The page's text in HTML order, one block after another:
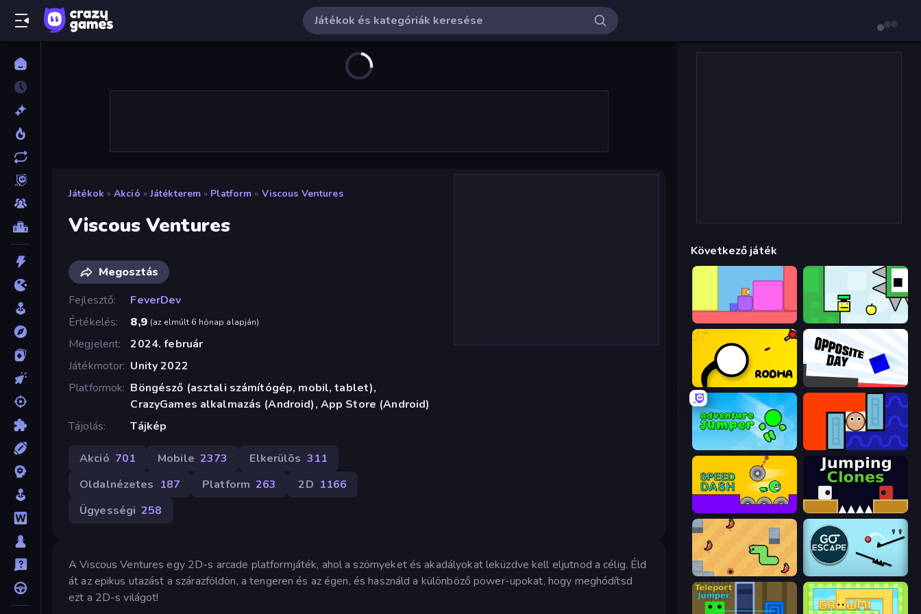
Játékok » Akció » Játékterem » Platform » Viscous Ventures
Viscous Ventures
Megosztás
Fejlesztő
FeverDev
Értékelés
8,9 (az elmúlt 6 hónap alapján)
Megjelent
2024. február
Játékmotor Unity 2022
Platformok Böngésző (asztali számítógép, mobil, tablet),
CrazyGames alkalmazás (Android), App Store (Android)
Tájolás
Tájkép
Akció 701 Mobile 2373 Elkerülõs 311
Oldalnézetes 187 Platform 263 2D 1166
Ügyességi 258
A Viscous Ventures egy 2D-s arcade platformjáték, ahol a szörnyeket és akadályokat leküzdve kell eljutnod a célig. Éld
át az epikus utazást a szárazföldön, a tengeren és az égen, és használd a különböző power-upokat, hogy meghódítsd
ezt a 2D-s világot!
Következő játék
Rodha Opposite Day
Adventure Jumper Lava and Aqua
Jumping Clones
SSSPICY!